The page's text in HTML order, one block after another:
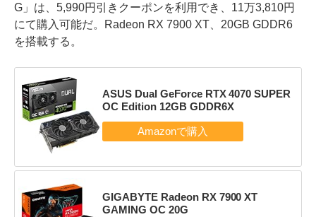
G」は、5,990円引きクーポンを利用でき、11万3,810円
にて購入可能だ。Radeon RX 7900 XT、20GB GDDR6
を搭載する。
ASUS Dual GeForce RTX 4070 SUPER
OC Edition 12GB GDDR6X
GIGABYTE Radeon RX 7900 XT
GAMING OC 20G